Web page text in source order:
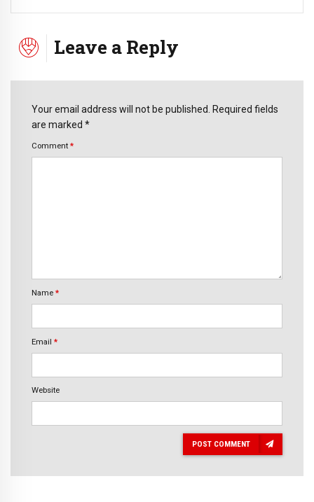
Leave a Reply
Your email address will not be published. Required fields
are marked *
Comment *
Name *
Email *
Website
POST COMMENT